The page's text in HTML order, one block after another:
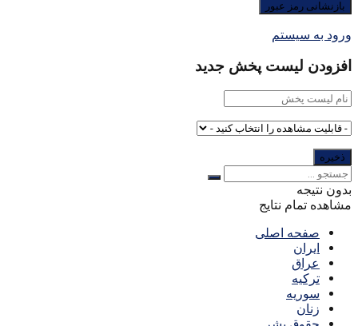
ورود به سیستم
افزودن لیست پخش جدید
بدون نتیجه
مشاهده تمام نتایج
صفحه اصلی
ایران
عراق
ترکیه
سوریه
زنان